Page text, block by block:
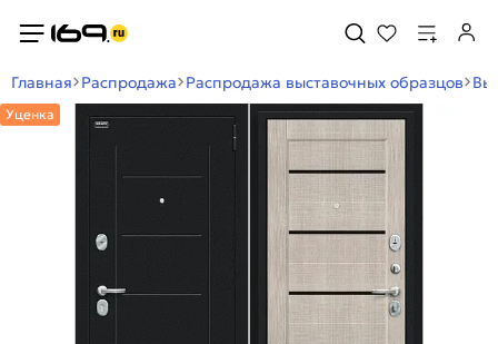
Главная Распродажа Распродажа выставочных образцов
Уценка